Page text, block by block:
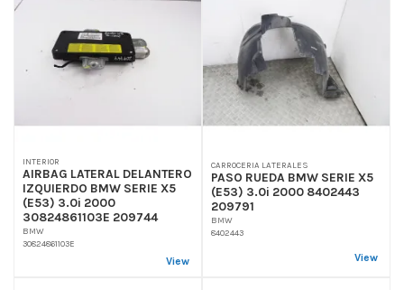
INTERIOR
AIRBAG LATERAL DELANTERO
IZQUIERDO BMW SERIE X5
(E53) 3.0i 2000
30824861103E 209744
BMW
30824861103E
View
CARROCERIA LATERALES
PASO RUEDA BMW SERIE X5
(E53) 3.0i 2000 8402443
209791
BMW
8402443
View